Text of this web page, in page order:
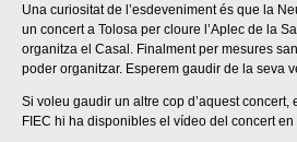
Una curiositat de l’esdeveniment és que la
un concert a Tolosa per cloure l’Aplec de la
organitza el Casal. Finalment per mesures
poder organitzar. Esperem gaudir de la seva
Si voleu gaudir un altre cop d’aquest concert,
FIEC hi ha disponibles el vídeo del concert